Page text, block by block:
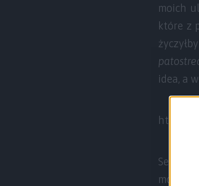
moich
które z
idea, a
https://
Serwis
można